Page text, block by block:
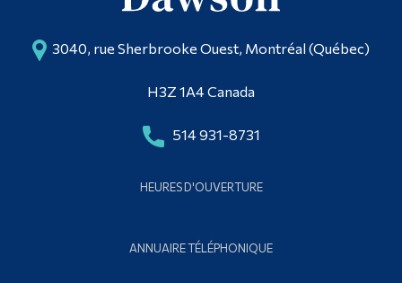
3040, rue Sherbrooke Ouest, Montréal (Québec)
H3Z 1A4 Canada
514 931-8731
HEURES D'OUVERTURE
ANNUAIRE TÉLÉPHONIQUE